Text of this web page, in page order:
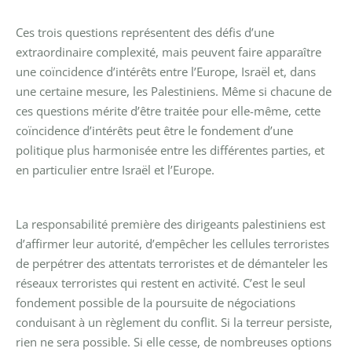
Ces trois questions représentent des défis d’une
extraordinaire complexité, mais peuvent faire apparaître
une coïncidence d’intérêts entre l’Europe, Israël et, dans
une certaine mesure, les Palestiniens. Même si chacune de
ces questions mérite d’être traitée pour elle-même, cette
coïncidence d’intérêts peut être le fondement d’une
politique plus harmonisée entre les différentes parties, et
en particulier entre Israël et l’Europe.
La responsabilité première des dirigeants palestiniens est
d’affirmer leur autorité, d’empêcher les cellules terroristes
de perpétrer des attentats terroristes et de démanteler les
réseaux terroristes qui restent en activité. C’est le seul
fondement possible de la poursuite de négociations
conduisant à un règlement du conflit. Si la terreur persiste,
rien ne sera possible. Si elle cesse, de nombreuses options